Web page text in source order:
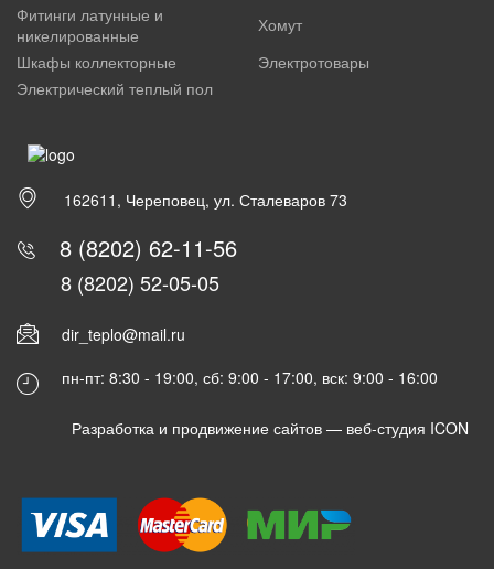
Фитинги латунные и
никелированные
Хомут
Шкафы коллекторные
Электротовары
Электрический теплый пол
162611, Череповец, ул. Сталеваров 73
8 (8202) 62-11-56
8 (8202) 52-05-05
dir_teplo@mail.ru
пн-пт: 8:30 - 19:00, сб: 9:00 - 17:00, вск: 9:00 - 16:00
Разработка и продвижение сайтов — веб-студия ICON